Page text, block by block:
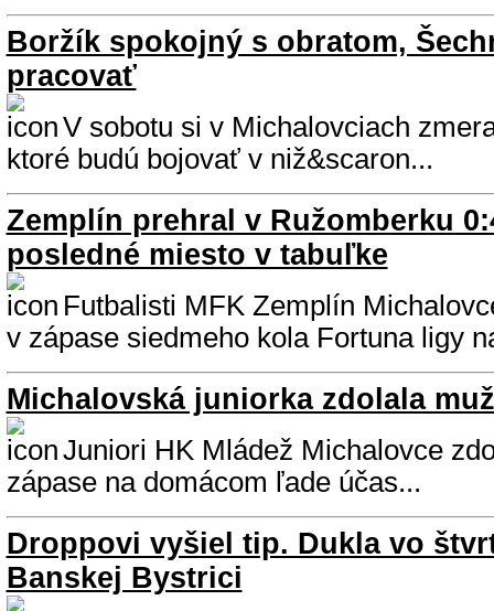
Boržík spokojný s obratom,
pracovať
V sobotu si v Michalovciach
ktoré budú bojovať v niž&scaron...
Zemplín prehral v Ružomberku
posledné miesto v tabuľke
Futbalisti MFK Zemplín
v zápase siedmeho kola Fortuna ligy
Michalovská juniorka zdolala
Juniori HK Mládež Michalovce
zápase na domácom ľade účas...
Droppovi vyšiel tip. Dukla vo
Banskej Bystrici